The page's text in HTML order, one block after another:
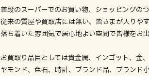
普段のスーパーでのお買い物、ショッピングの
従来の質屋や買取店には無い、皆さまが入りや
落ち着いた雰囲気で居心地よい空間で皆様をお出
お買取り品目としては貴金属、インゴット、金
ヤモンド、色石、時計、ブランド品、ブランド